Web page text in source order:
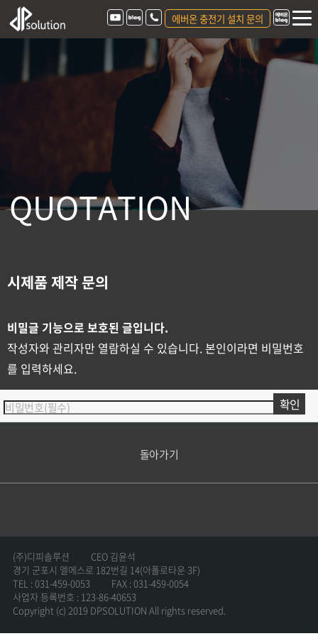
에버온 충전기 설치 문의
QUOTATION
시제품 제작 문의
비밀글 기능으로 보호된 글입니다.
작성자와 관리자만 열람하실 수 있습니다. 본인이라면 비밀번호
를 입력하세요.
돌아가기
(주)디피솔루션
CEO 김윤석
경기 군포시 엘에스로 182번길 14(아폴로타운 3F)
TEL : 031-459-0053
FAX : 031-459-0054
사업자 등록번호 : 123-86-40653
Copyright (c) 2019 DPSOLUTION All rights reserved.